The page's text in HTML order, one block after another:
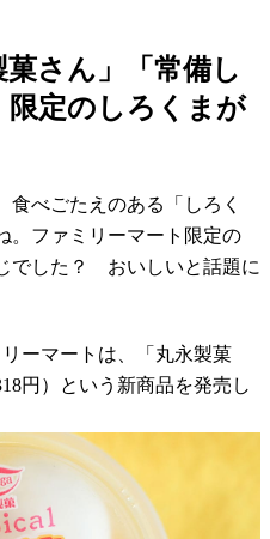
菓さん」「常備し
定のしろくまが
食べごたえのある「しろく
。ファミリーマート限定の
でした？ おいしいと話題に
リーマートは、「丸永製菓
円）という新商品を発売し